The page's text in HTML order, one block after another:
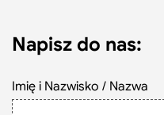
Blog
Kontakt
Napisz do nas:
Imię i Nazwisko / Nazwa